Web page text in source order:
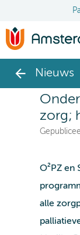
Nieuws
zorg;
O²PZ en
alle